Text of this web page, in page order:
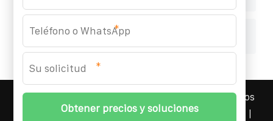
Sistema solar inteligente en contenedores fuera de la
YOUFOTO INDUSTRIAL SOLAR
2026 Todos los
derechos reservados. | Teléfono:+34 91 527 43 18
*
*